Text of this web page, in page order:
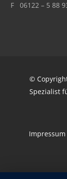
F 06122 – 5 88
©
Spezialist
Impressum